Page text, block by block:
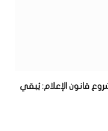
قانون الإعلام: يُبقي